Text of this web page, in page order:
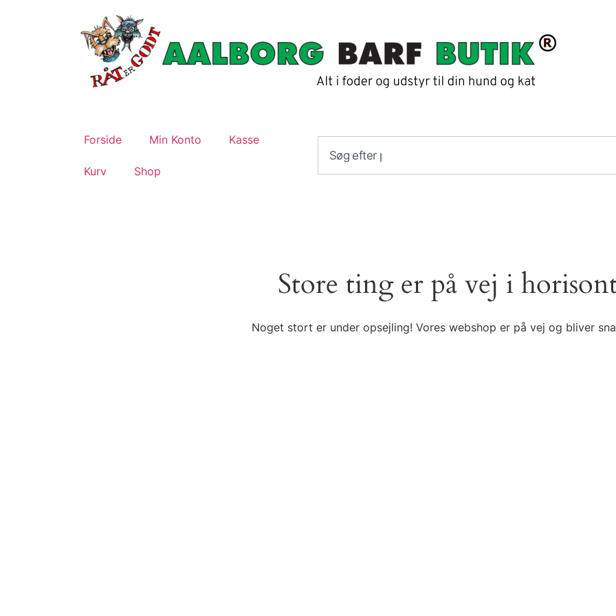
Forside Min Konto Kasse
Kurv Shop
Store ting er på vej i
Noget stort er under opsejling! Vores webshop er på vej og bliver